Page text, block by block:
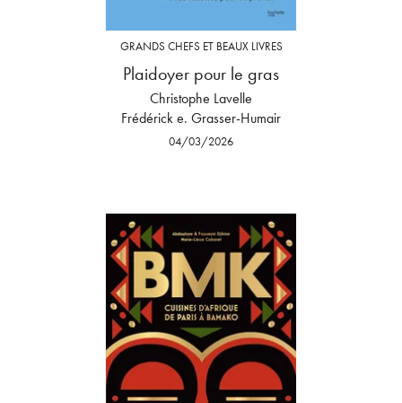
GRANDS CHEFS ET BEAUX LIVRES
Plaidoyer pour le gras
Christophe Lavelle
Frédérick e. Grasser-Humair
04/03/2026